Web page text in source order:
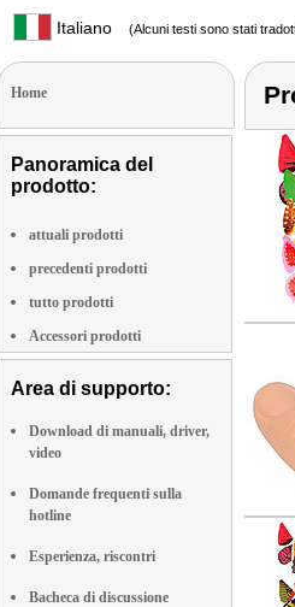
Italiano (Alcuni testi sono stati
Home
Panoramica del
prodotto:
attuali prodotti
precedenti prodotti
tutto prodotti
Accessori prodotti
Area di supporto:
Download di manuali, driver,
video
Domande frequenti sulla
hotline
Esperienza, riscontri
Bacheca di discussione